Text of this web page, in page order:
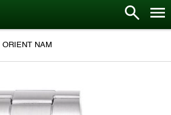
ORIENT NAM